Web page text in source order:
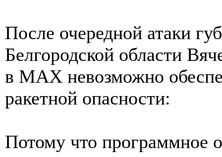
После очередной атаки
Белгородской области
в MАХ невозможно
ракетной опасности:
Потому что программное